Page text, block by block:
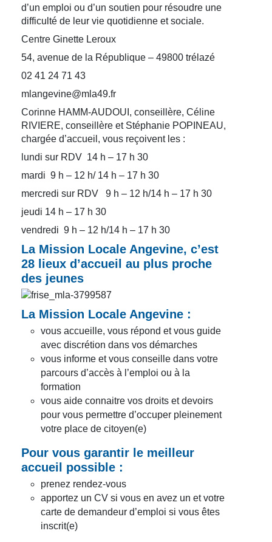
d’un emploi ou d’un soutien pour résoudre une
difficulté de leur vie quotidienne et sociale.
Centre Ginette Leroux
54, avenue de la République – 49800 trélazé
02 41 24 71 43
mlangevine@mla49.fr
Corinne HAMM-AUDOUI, conseillère, Céline
RIVIERE, conseillère et Stéphanie POPINEAU,
chargée d’accueil, vous reçoivent les :
lundi sur RDV 14 h – 17 h 30
mardi 9 h – 12 h/ 14 h – 17 h 30
mercredi sur RDV 9 h – 12 h/14 h – 17 h 30
jeudi 14 h – 17 h 30
vendredi 9 h – 12 h/14 h – 17 h 30
La Mission Locale Angevine, c’est
28 lieux d’accueil au plus proche
des jeunes
La Mission Locale Angevine :
vous accueille, vous répond et vous guide
avec discrétion dans vos démarches
vous informe et vous conseille dans votre
parcours d’accès à l’emploi ou à la
formation
vous aide connaitre vos droits et devoirs
pour vous permettre d’occuper pleinement
votre place de citoyen(e)
Pour vous garantir le meilleur
accueil possible :
prenez rendez-vous
apportez un CV si vous en avez un et votre
carte de demandeur d’emploi si vous êtes
inscrit(e)